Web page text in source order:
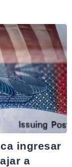
ingresar
a